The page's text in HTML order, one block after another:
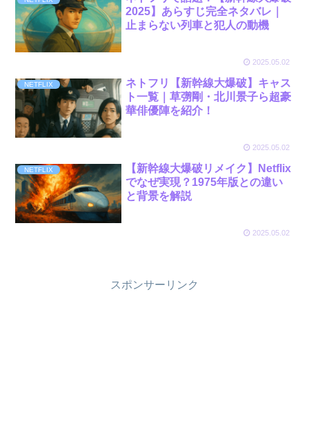
2025】あらすじ完全ネタバレ｜
止まらない列車と犯人の動機
2025.05.02
NETFLIX
ネトフリ【新幹線大爆破】キャス
ト一覧｜草彅剛・北川景子ら超豪
華俳優陣を紹介！
2025.05.02
NETFLIX
【新幹線大爆破リメイク】Netflix
でなぜ実現？1975年版との違い
と背景を解説
2025.05.02
スポンサーリンク